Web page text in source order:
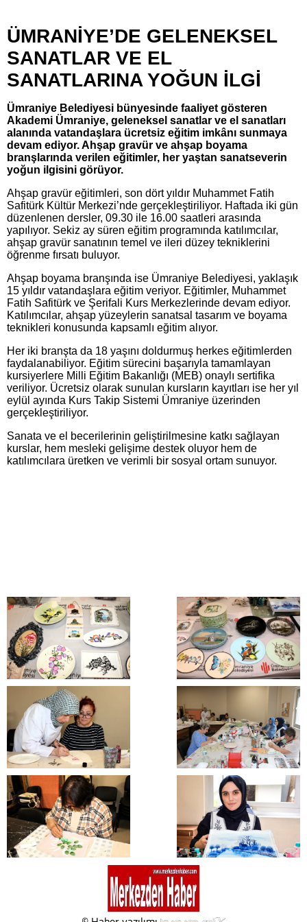
ÜMRANİYE’DE GELENEKSEL
SANATLAR VE EL
SANATLARINA YOĞUN İLGİ
Ümraniye Belediyesi bünyesinde faaliyet gösteren
Akademi Ümraniye, geleneksel sanatlar ve el sanatları
alanında vatandaşlara ücretsiz eğitim imkânı sunmaya
devam ediyor. Ahşap gravür ve ahşap boyama
branşlarında verilen eğitimler, her yaştan sanatseverin
yoğun ilgisini görüyor.
Ahşap gravür eğitimleri, son dört yıldır Muhammet Fatih
Safitürk Kültür Merkezi’nde gerçekleştiriliyor. Haftada iki gün
düzenlenen dersler, 09.30 ile 16.00 saatleri arasında
yapılıyor. Sekiz ay süren eğitim programında katılımcılar,
ahşap gravür sanatının temel ve ileri düzey tekniklerini
öğrenme fırsatı buluyor.
Ahşap boyama branşında ise Ümraniye Belediyesi, yaklaşık
15 yıldır vatandaşlara eğitim veriyor. Eğitimler, Muhammet
Fatih Safitürk ve Şerifali Kurs Merkezlerinde devam ediyor.
Katılımcılar, ahşap yüzeylerin sanatsal tasarım ve boyama
teknikleri konusunda kapsamlı eğitim alıyor.
Her iki branşta da 18 yaşını doldurmuş herkes eğitimlerden
faydalanabiliyor. Eğitim sürecini başarıyla tamamlayan
kursiyerlere Milli Eğitim Bakanlığı (MEB) onaylı sertifika
veriliyor. Ücretsiz olarak sunulan kursların kayıtları ise her yıl
eylül ayında Kurs Takip Sistemi Ümraniye üzerinden
gerçekleştiriliyor.
Sanata ve el becerilerinin geliştirilmesine katkı sağlayan
kurslar, hem mesleki gelişime destek oluyor hem de
katılımcılara üretken ve verimli bir sosyal ortam sunuyor.